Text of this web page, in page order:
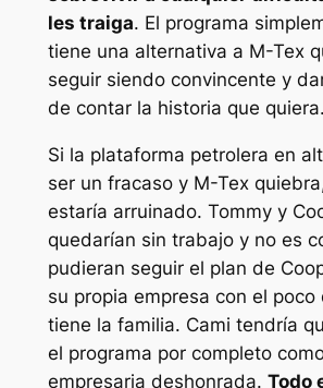
les traiga. El programa
tiene una alternativa a M-Tex
seguir siendo convincente y
de contar la historia que quiera.
Si la plataforma petrolera en
ser un fracaso y M-Tex
estaría arruinado. Tommy y
quedarían sin trabajo y no es
pudieran seguir el plan de
su propia empresa con el poco
tiene la familia. Cami tendría
el programa por completo
empresaria deshonrada. Todo